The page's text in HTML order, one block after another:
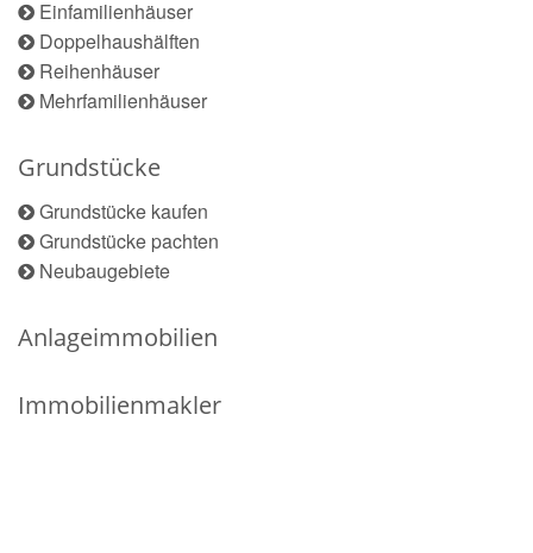
Einfamilienhäuser
Doppelhaushälften
Reihenhäuser
Mehrfamilienhäuser
Grundstücke
Grundstücke kaufen
Grundstücke pachten
Neubaugebiete
Anlageimmobilien
Immobilienmakler